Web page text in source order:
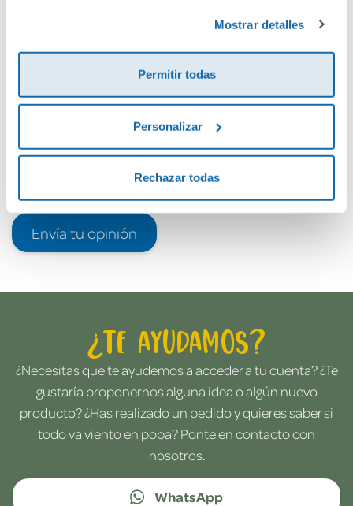
Mostrar detalles
Permitir todas
Personalizar
Rechazar todas
Debes iniciar sesión para poder valorarlo
Envía tu opinión
¿Te ayudamos?
¿Necesitas que te ayudemos a acceder a tu cuenta? ¿Te
gustaría proponernos alguna idea o algún nuevo
producto? ¿Has realizado un pedido y quieres saber si
todo va viento en popa? Ponte en contacto con
nosotros.
WhatsApp